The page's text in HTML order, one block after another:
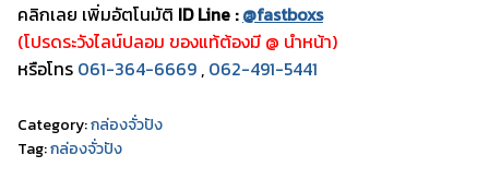
คลิกเลย เพิ่มอัตโนมัติ ID Line :@fastboxs
(โปรดระวังไลน์ปลอม ของแท้ต้องมี @ นำหน้า)
หรือโทร 061-364-6669 , 062-491-5441
Category:กล่องจั่วปัง
Tag:กล่องจั่วปัง